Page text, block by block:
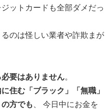
ットカードも全部ダメだっ
のは怪しい業者や詐欺まが
必要はありません。
住む「ブラック」「無職」
方でも
、 今日中にお金を